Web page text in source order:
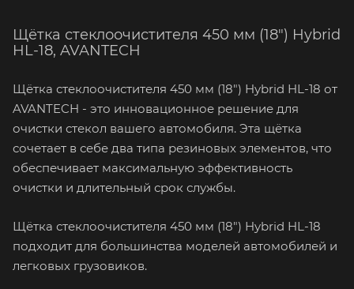
Щётка стеклоочистителя 450 мм (18") Hybrid
HL-18, AVANTECH
Щётка стеклоочистителя 450 мм (18") Hybrid HL-18 от
AVANTECH - это инновационное решение для
очистки стекол вашего автомобиля. Эта щётка
сочетает в себе два типа резиновых элементов, что
обеспечивает максимальную эффективность
очистки и длительный срок службы.
Щётка стеклоочистителя 450 мм (18") Hybrid HL-18
подходит для большинства моделей автомобилей и
легковых грузовиков.